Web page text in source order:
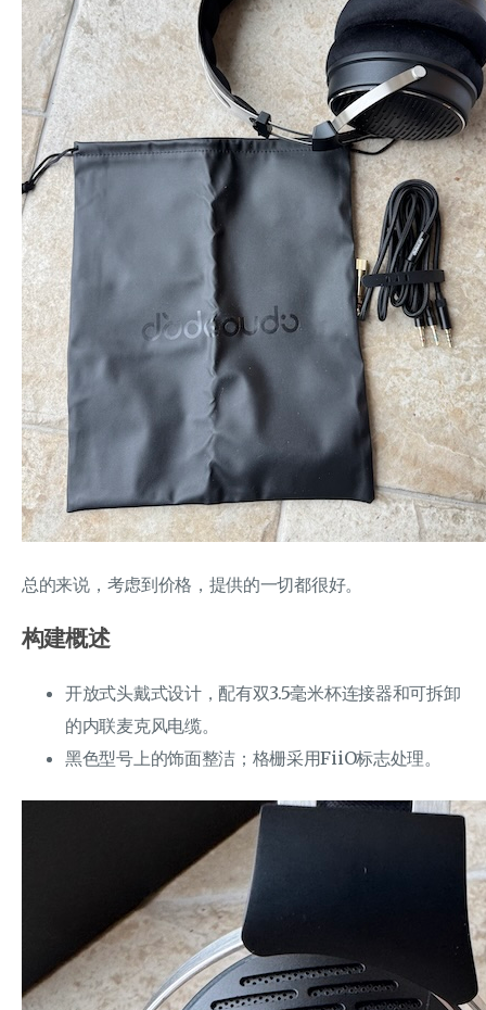
总的来说，考虑到价格，提供的一切都很好。
构建概述
开放式头戴式设计，配有双3.5毫米杯连接器和可拆卸
的内联麦克风电缆。
黑色型号上的饰面整洁；格栅采用FiiO标志处理。